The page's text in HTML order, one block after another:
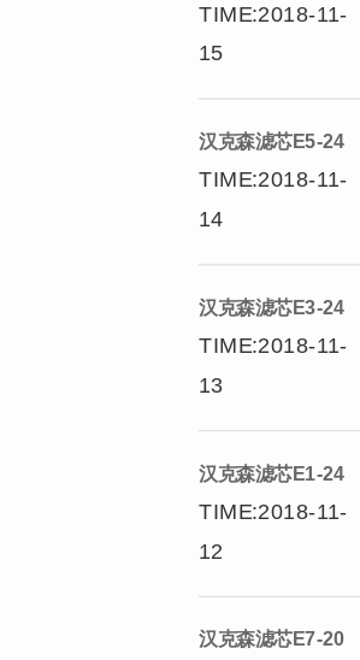
TIME:2018-11-
15
汉克森滤芯E5-24
TIME:2018-11-
14
汉克森滤芯E3-24
TIME:2018-11-
13
汉克森滤芯E1-24
TIME:2018-11-
12
汉克森滤芯E7-20